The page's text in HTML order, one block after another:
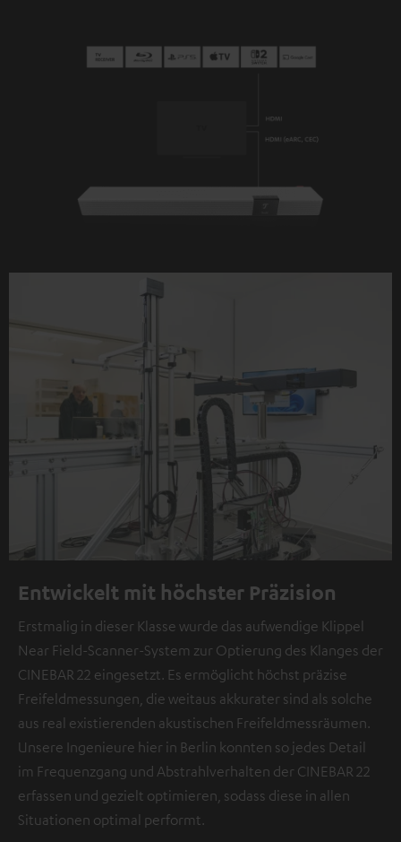
Entwickelt mit höchster Präzision
Erstmalig in dieser Klasse wurde das aufwendige Klippel
Near Field-Scanner-System zur Optierung des Klanges der
CINEBAR 22 eingesetzt. Es ermöglicht höchst präzise
Freifeldmessungen, die weitaus akkurater sind als solche
aus real existierenden akustischen Freifeldmessräumen.
Unsere Ingenieure hier in Berlin konnten so jedes Detail
im Frequenzgang und Abstrahlverhalten der CINEBAR 22
erfassen und gezielt optimieren, sodass diese in allen
Situationen optimal performt.